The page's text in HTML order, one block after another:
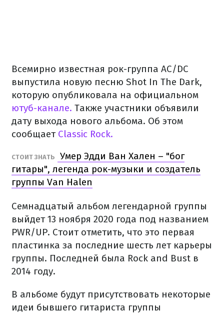
Всемирно известная рок-группа AC/DC
выпустила новую песню Shot In The Dark,
которую опубликовала на официальном
ютуб-канале. Также участники объявили
дату выхода нового альбома. Об этом
сообщает Classic Rock.
СТОИТ ЗНАТЬ
Умер Эдди Ван Хален – "бог
гитары", легенда рок-музыки и создатель
группы Van Halen
Семнадцатый альбом легендарной группы
выйдет 13 ноября 2020 года под названием
PWR/UP. Стоит отметить, что это первая
пластинка за последние шесть лет карьеры
группы. Последней была Rock and Bust в
2014 году.
В альбоме будут присутствовать некоторые
идеи бывшего гитариста группы